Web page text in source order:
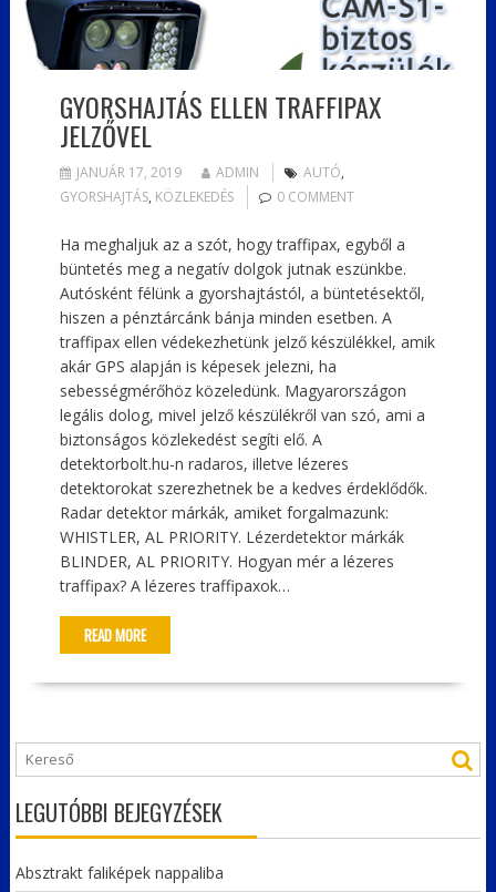
GYORSHAJTÁS ELLEN TRAFFIPAX
JELZŐVEL
JANUÁR 17, 2019 ADMIN AUTÓ,
GYORSHAJTÁS, KÖZLEKEDÉS 0 COMMENT
Ha meghaljuk az a szót, hogy traffipax, egyből a
büntetés meg a negatív dolgok jutnak eszünkbe.
Autósként félünk a gyorshajtástól, a büntetésektől,
hiszen a pénztárcánk bánja minden esetben. A
traffipax ellen védekezhetünk jelző készülékkel, amik
akár GPS alapján is képesek jelezni, ha
sebességmérőhöz közeledünk. Magyarországon
legális dolog, mivel jelző készülékről van szó, ami a
biztonságos közlekedést segíti elő. A
detektorbolt.hu-n radaros, illetve lézeres
detektorokat szerezhetnek be a kedves érdeklődők.
Radar detektor márkák, amiket forgalmazunk:
WHISTLER, AL PRIORITY. Lézerdetektor márkák
BLINDER, AL PRIORITY. Hogyan mér a lézeres
traffipax? A lézeres traffipaxok…
READ MORE
LEGUTÓBBI BEJEGYZÉSEK
Absztrakt faliképek nappaliba